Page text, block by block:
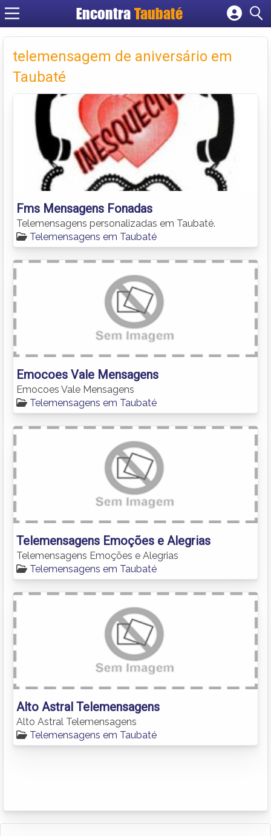
EncontraTaubaté
Cadastrar empresa
Criar conta
telemensagem de aniversário em
Taubaté
Fms Mensagens Fonadas
Telemensagens personalizadas em Taubaté.
Telemensagens em Taubaté
Emocoes Vale Mensagens
Emocoes Vale Mensagens
Telemensagens em Taubaté
Telemensagens Emoções e Alegrias
Telemensagens Emoções e Alegrias
Telemensagens em Taubaté
Alto Astral Telemensagens
Alto Astral Telemensagens
Telemensagens em Taubaté